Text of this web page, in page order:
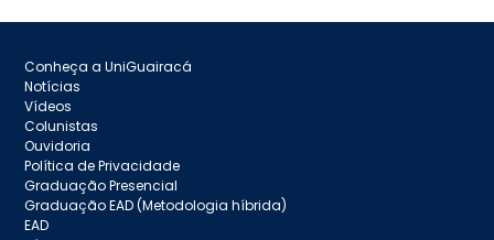
Conheça a UniGuairacá
Notícias
Vídeos
Colunistas
Ouvidoria
Política de Privacidade
Graduação Presencial
Graduação EAD (Metodologia híbrida)
EAD